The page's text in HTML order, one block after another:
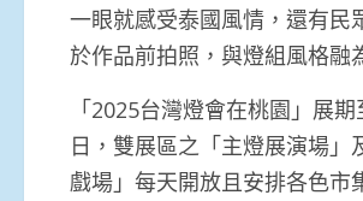
一眼就感受泰國風情，還有民
於作品前拍照，與燈組風格融
「2025台灣燈會在桃園」展
日，雙展區之「主燈展演場」
戲場」每天開放且安排各色市